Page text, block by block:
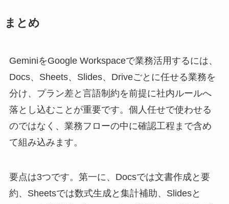
まとめ
GeminiをGoogle Workspaceで業務活用するには、
Docs、Sheets、Slides、Driveごとに任せる業務を
分け、プラン差と言語制約を前提に社内ルールへ
落とし込むことが重要です。個人任せで使わせる
のではなく、業務フローの中に確認工程まで含め
て組み込みます。
要点は3つです。第一に、Docsでは文書作成と要
約、Sheetsでは数式生成と集計補助、Slidesと